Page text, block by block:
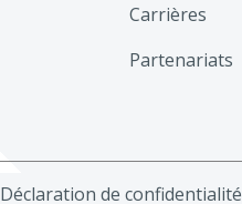
Carrières
Partenariats
Déclaration de confidentialité